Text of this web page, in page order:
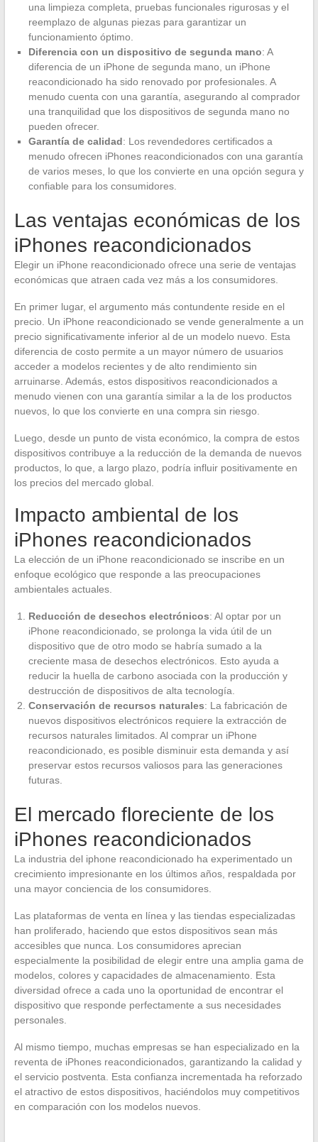
una limpieza completa, pruebas funcionales rigurosas y el
reemplazo de algunas piezas para garantizar un
funcionamiento óptimo.
Diferencia con un dispositivo de segunda mano: A
diferencia de un iPhone de segunda mano, un iPhone
reacondicionado ha sido renovado por profesionales. A
menudo cuenta con una garantía, asegurando al comprador
una tranquilidad que los dispositivos de segunda mano no
pueden ofrecer.
Garantía de calidad: Los revendedores certificados a
menudo ofrecen iPhones reacondicionados con una garantía
de varios meses, lo que los convierte en una opción segura y
confiable para los consumidores.
Las ventajas económicas de los
iPhones reacondicionados
Elegir un iPhone reacondicionado ofrece una serie de ventajas
económicas que atraen cada vez más a los consumidores.
En primer lugar, el argumento más contundente reside en el
precio. Un iPhone reacondicionado se vende generalmente a un
precio significativamente inferior al de un modelo nuevo. Esta
diferencia de costo permite a un mayor número de usuarios
acceder a modelos recientes y de alto rendimiento sin
arruinarse. Además, estos dispositivos reacondicionados a
menudo vienen con una garantía similar a la de los productos
nuevos, lo que los convierte en una compra sin riesgo.
Luego, desde un punto de vista económico, la compra de estos
dispositivos contribuye a la reducción de la demanda de nuevos
productos, lo que, a largo plazo, podría influir positivamente en
los precios del mercado global.
Impacto ambiental de los
iPhones reacondicionados
La elección de un iPhone reacondicionado se inscribe en un
enfoque ecológico que responde a las preocupaciones
ambientales actuales.
Reducción de desechos electrónicos: Al optar por un
iPhone reacondicionado, se prolonga la vida útil de un
dispositivo que de otro modo se habría sumado a la
creciente masa de desechos electrónicos. Esto ayuda a
reducir la huella de carbono asociada con la producción y
destrucción de dispositivos de alta tecnología.
Conservación de recursos naturales: La fabricación de
nuevos dispositivos electrónicos requiere la extracción de
recursos naturales limitados. Al comprar un iPhone
reacondicionado, es posible disminuir esta demanda y así
preservar estos recursos valiosos para las generaciones
futuras.
El mercado floreciente de los
iPhones reacondicionados
La industria del iphone reacondicionado ha experimentado un
crecimiento impresionante en los últimos años, respaldada por
una mayor conciencia de los consumidores.
Las plataformas de venta en línea y las tiendas especializadas
han proliferado, haciendo que estos dispositivos sean más
accesibles que nunca. Los consumidores aprecian
especialmente la posibilidad de elegir entre una amplia gama de
modelos, colores y capacidades de almacenamiento. Esta
diversidad ofrece a cada uno la oportunidad de encontrar el
dispositivo que responde perfectamente a sus necesidades
personales.
Al mismo tiempo, muchas empresas se han especializado en la
reventa de iPhones reacondicionados, garantizando la calidad y
el servicio postventa. Esta confianza incrementada ha reforzado
el atractivo de estos dispositivos, haciéndolos muy competitivos
en comparación con los modelos nuevos.